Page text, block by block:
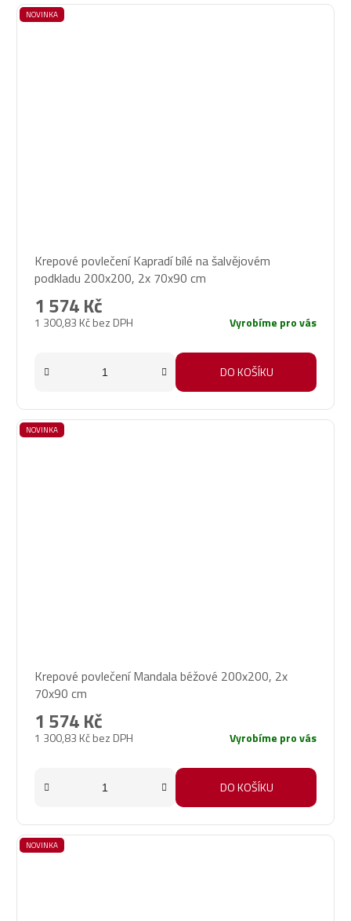
NOVINKA
Krepové povlečení Kapradí bílé na šalvějovém
podkladu 200x200, 2x 70x90 cm
1 300,83 Kč bez DPH
1 574 Kč
Vyrobíme pro vás
DO KOŠÍKU
NOVINKA
Krepové povlečení Mandala béžové 200x200, 2x
70x90 cm
1 300,83 Kč bez DPH
1 574 Kč
Vyrobíme pro vás
DO KOŠÍKU
NOVINKA